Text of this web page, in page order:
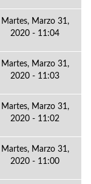
Martes, Marzo 31,
2020 - 11:04
Martes, Marzo 31,
2020 - 11:03
Martes, Marzo 31,
2020 - 11:02
Martes, Marzo 31,
2020 - 11:00